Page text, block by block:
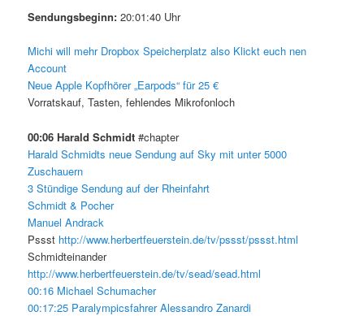
Sendungsbeginn: 20:01:40 Uhr
Michi will mehr Dropbox Speicherplatz also Klickt euch nen
Account
Neue Apple Kopfhörer „Earpods“ für 25 €
Vorratskauf, Tasten, fehlendes Mikrofonloch
00:06 Harald Schmidt #chapter
Harald Schmidts neue Sendung auf Sky mit unter 5000
Zuschauern
3 Stündige Sendung auf der Rheinfahrt
Schmidt & Pocher
Manuel Andrack
Pssst http://www.herbertfeuerstein.de/tv/pssst/pssst.html
Schmidteinander
http://www.herbertfeuerstein.de/tv/sead/sead.html
00:16 Michael Schumacher
00:17:25 Paralympicsfahrer Alessandro Zanardi